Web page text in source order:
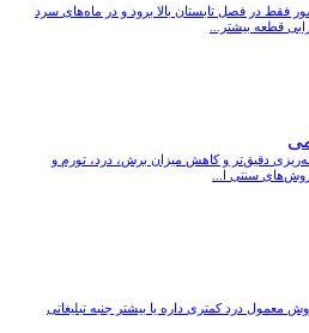
فقط در فصل تابستان بالا برود و در ماه‌های سرد
قطعه بیشتر...
دقیق‌تر و کاهش میزان برش، درد، تورم و
سنتی ا...
معمول درد کمتری داره یا بیشتر جنبه تبلیغاتی